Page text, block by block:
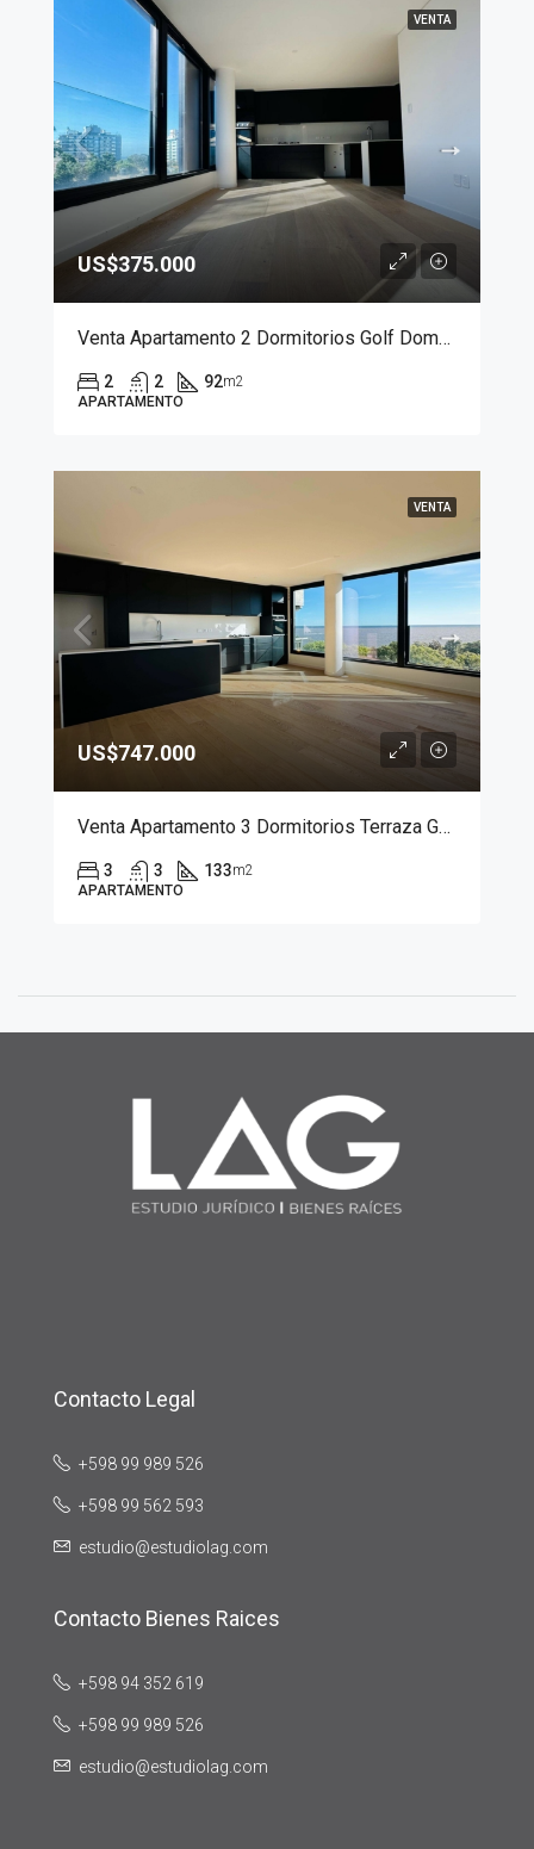
VENTA
US$375.000
Venta Apartamento 2 Dormitorios Golf Domus Punta Carretas
2 2 92m2
APARTAMENTO
VENTA
US$747.000
Venta Apartamento 3 Dormitorios Terraza Golf Domus Punta Carretas
3 3 133m2
APARTAMENTO
Contacto Legal
+598 99 989 526
+598 99 562 593
estudio@estudiolag.com
Contacto Bienes Raices
+598 94 352 619
+598 99 989 526
estudio@estudiolag.com